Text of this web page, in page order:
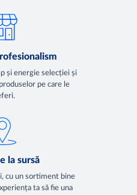
și energie selecției și
pe care le
la sursă
cu un sortiment bine
ta să fie una